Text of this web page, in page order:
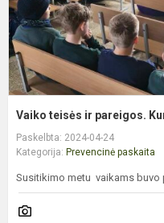
Vaiko teisės ir pareigos.
Paskelbta: 2024-04-24
Kategorija: Prevencinė paskaita
Susitikimo metu vaikams buvo